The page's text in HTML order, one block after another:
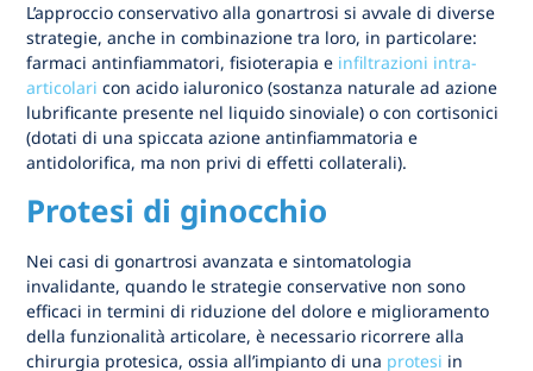
L’approccio conservativo alla gonartrosi si avvale di diverse
strategie, anche in combinazione tra loro, in particolare:
farmaci antinfiammatori, fisioterapia e infiltrazioni intra-
articolari con acido ialuronico (sostanza naturale ad azione
lubrificante presente nel liquido sinoviale) o con cortisonici
(dotati di una spiccata azione antinfiammatoria e
antidolorifica, ma non privi di effetti collaterali).
Protesi di ginocchio
Nei casi di gonartrosi avanzata e sintomatologia
invalidante, quando le strategie conservative non sono
efficaci in termini di riduzione del dolore e miglioramento
della funzionalità articolare, è necessario ricorrere alla
chirurgia protesica, ossia all’impianto di una protesi in